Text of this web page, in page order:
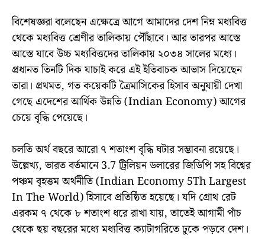
বিশেষজ্ঞরা বলেছেন এক্ষেত্রে আগে আমাদের দেশ নিম্ন মধ্যবিত্ত
থেকে মধ্যবিত্ত শ্রেণীর তালিকায় পৌঁছাবে। আর তারপর আস্তে
আস্তে যাবে উচ্চ মধ্যবিত্তদের তালিকায় ২০৩৪ সালের মধ্যে।
প্রধানত তিনটি দিক যাচাই করে এই ইতিবাচক আভাস দিয়েছেন
তারা। প্রথমত, গত কয়েকটি ত্রৈমাসিকের হিসাব অনুযায়ী দেখা
গেছে এদেশের আর্থিক উন্নতি (Indian Economy) আগের
চেয়ে বৃদ্ধি পেয়েছে।
চলতি অর্থ বছরে আরো ৭ শতাংশ বৃদ্ধি ঘটার সম্ভাবনা রয়েছে।
উল্লেখ্য, ভারত বর্তমানে 3.7 ট্রিলিয়ন ডলারের জিডিপি সহ বিশ্বের
পঞ্চম বৃহত্তম অর্থনীতি (Indian Economy 5Th Largest
In The World) হিসাবে প্রতিষ্ঠিত হয়েছে। যদি গ্রোথ রেট
এরকম ৭ থেকে ৮ শতাংশ ধরে রাখা যায়, তাতেই আগামী পাঁচ
থেকে ছয় বছরের মধ্যে মধ্যবিত্ত ক্যাটাগরিতে ঢুকে পড়বে দেশ।